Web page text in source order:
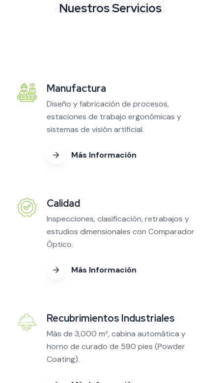
Nuestros Servicios
Manufactura
Diseño y fabricación de procesos,
estaciones de trabajo ergonómicas y
sistemas de visión artificial.
Más Información
Calidad
Inspecciones, clasificación, retrabajos y
estudios dimensionales con Comparador
Óptico.
Más Información
Recubrimientos Industriales
Más de 3,000 m², cabina automática y
horno de curado de 590 pies (Powder
Coating).